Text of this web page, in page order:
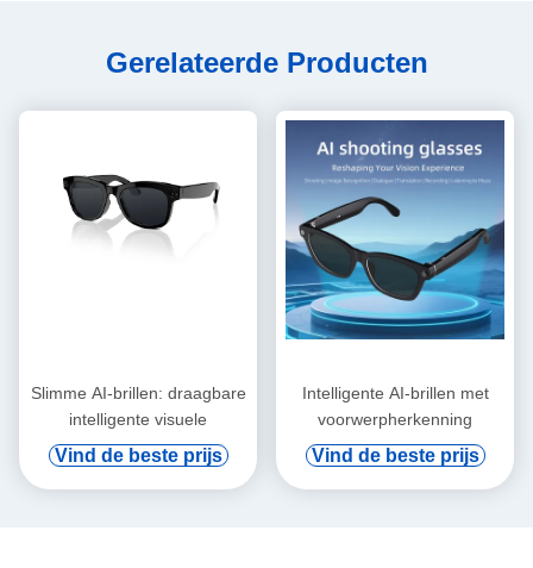
Gerelateerde Producten
Slimme AI-brillen: draagbare
intelligente visuele
Vind de beste prijs
Intelligente AI-brillen met
voorwerpherkenning
Vind de beste prijs